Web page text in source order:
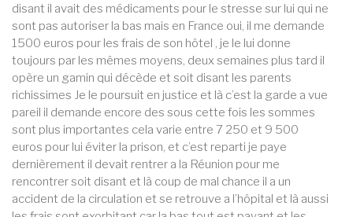
disant il avait des médicaments pour le stresse sur lui qui ne
sont pas autoriser la bas mais en France oui, il me demande
1500 euros pour les frais de son hôtel , je le lui donne
toujours par les mêmes moyens, deux semaines plus tard il
opère un gamin qui décède et soit disant les parents
richissimes Je le poursuit en justice et là c’est la garde a vue
pareil il demande encore des sous cette fois les sommes
sont plus importantes cela varie entre 7 250 et 9 500
euros pour lui éviter la prison, et c’est reparti je paye
dernièrement il devait rentrer a la Réunion pour me
rencontrer soit disant et là coup de mal chance il a un
accident de la circulation et se retrouve a l’hôpital et là aussi